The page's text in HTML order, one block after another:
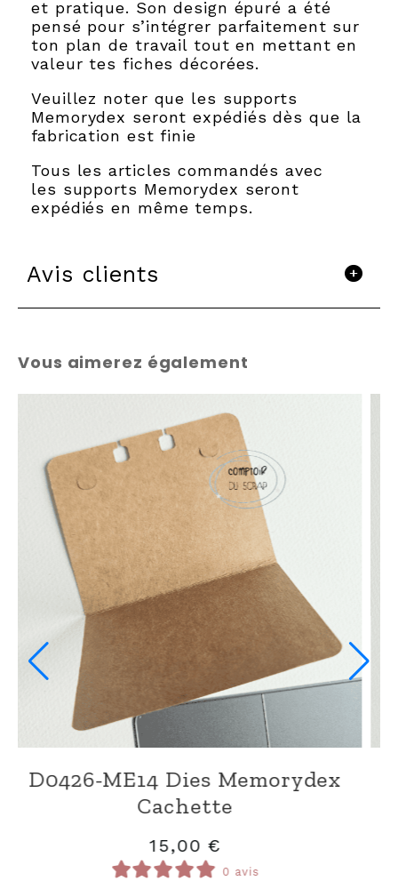
et pratique. Son design épuré a été
pensé pour s’intégrer parfaitement sur
ton plan de travail tout en mettant en
valeur tes fiches décorées.
Veuillez noter que les supports
Memorydex seront expédiés dès que la
fabrication est finie
Tous les articles commandés avec
les supports Memorydex seront
expédiés en même temps.
Avis clients
Vous aimerez également
D0426-ME13 Dies